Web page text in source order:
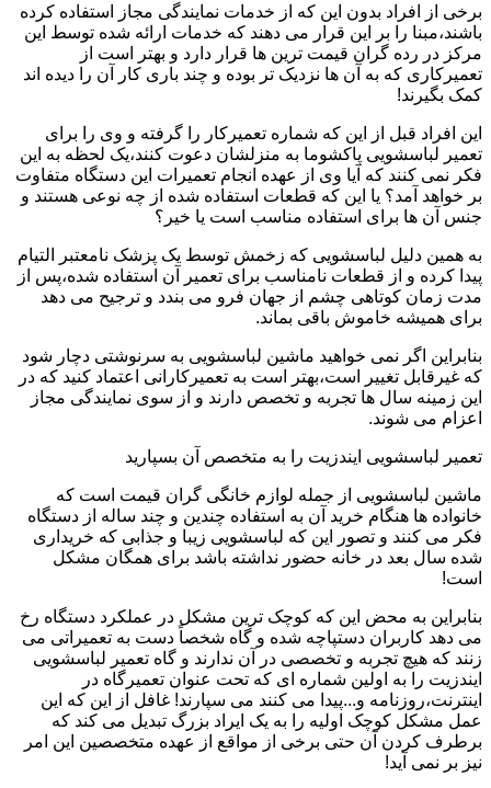
برخی از افراد بدون این که از خدمات نمایندگی مجاز استفاده کرده
باشند،مبنا را بر این قرار می دهند که خدمات ارائه شده توسط این
مرکز در رده گران قیمت ترین ها قرار دارد و بهتر است از
تعمیرکاری که به آن ها نزدیک تر بوده و چند باری کار آن را دیده اند
کمک بگیرند!
این افراد قبل از این که شماره تعمیرکار را گرفته و وی را برای
تعمیر لباسشویی پاکشوما به منزلشان دعوت کنند،یک لحظه به این
فکر نمی کنند که آیا وی از عهده انجام تعمیرات این دستگاه متفاوت
بر خواهد آمد؟ یا این که قطعات استفاده شده از چه نوعی هستند و
جنس آن ها برای استفاده مناسب است یا خیر؟
به همین دلیل لباسشویی که زخمش توسط یک پزشک نامعتبر التیام
پیدا کرده و از قطعات نامناسب برای تعمیر آن استفاده شده،پس از
مدت زمان کوتاهی چشم از جهان فرو می بندد و ترجیح می دهد
برای همیشه خاموش باقی بماند.
بنابراین اگر نمی خواهید ماشین لباسشویی به سرنوشتی دچار شود
که غیرقابل تغییر است،بهتر است به تعمیرکارانی اعتماد کنید که در
این زمینه سال ها تجربه و تخصص دارند و از سوی نمایندگی مجاز
اعزام می شوند.
تعمیر لباسشویی ایندزیت را به متخصص آن بسپارید
ماشین لباسشویی از جمله لوازم خانگی گران قیمت است که
خانواده ها هنگام خرید آن به استفاده چندین و چند ساله از دستگاه
فکر می کنند و تصور این که لباسشویی زیبا و جذابی که خریداری
شده سال بعد در خانه حضور نداشته باشد برای همگان مشکل
است!
بنابراین به محض این که کوچک ترین مشکل در عملکرد دستگاه رخ
می دهد کاربران دستپاچه شده و گاه شخصاً دست به تعمیراتی می
زنند که هیچ تجربه و تخصصی در آن ندارند و گاه تعمیر لباسشویی
ایندزیت را به اولین شماره ای که تحت عنوان تعمیرگاه در
اینترنت،روزنامه و...پیدا می کنند می سپارند! غافل از این که این
عمل مشکل کوچک اولیه را به یک ایراد بزرگ تبدیل می کند که
برطرف کردن آن حتی برخی از مواقع از عهده متخصصین این امر
نیز بر نمی آید!